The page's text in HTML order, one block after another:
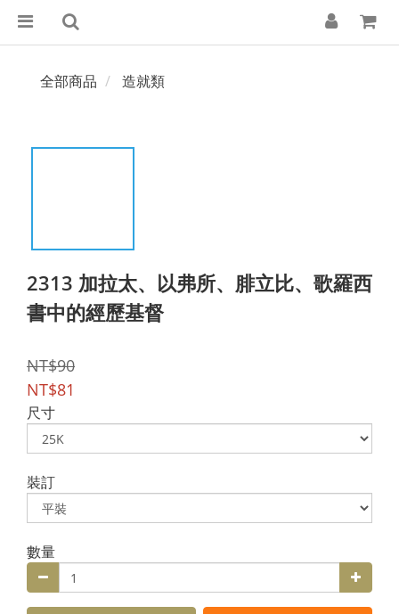
全部商品 造就類
2313 加拉太、以弗所、腓立比、歌羅西
書中的經歷基督
NT$90
NT$81
尺寸
裝訂
數量